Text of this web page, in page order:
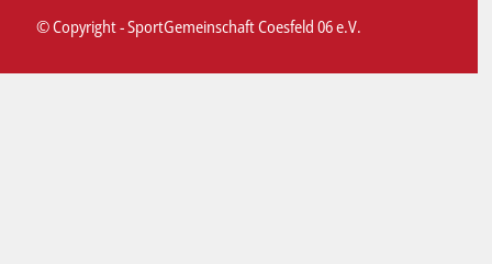
© Copyright - SportGemeinschaft Coesfeld 06 e.V.